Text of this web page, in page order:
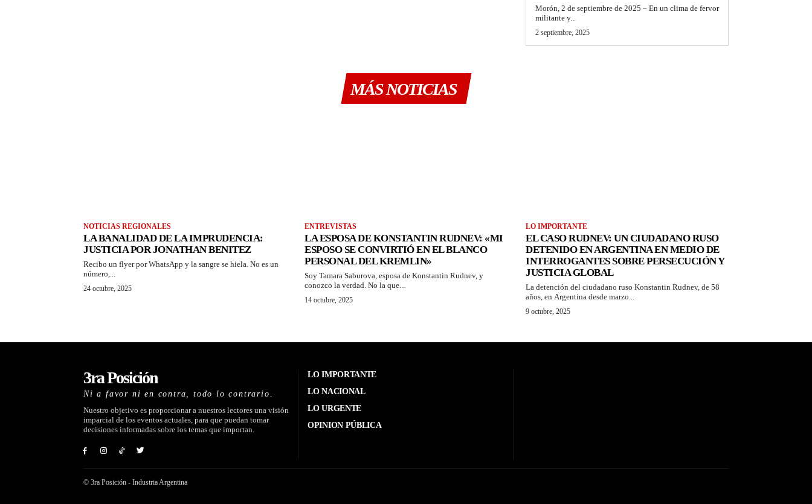
Morón, 2 de septiembre de 2025 – En un clima de fervor
militante y...
2 septiembre, 2025
MÁS NOTICIAS
NOTICIAS REGIONALES
LA BANALIDAD DE LA IMPRUDENCIA:
JUSTICIA POR JONATHAN BENITEZ
Recibo un flyer por WhatsApp y la sangre se hiela. No es un
número,...
24 octubre, 2025
ENTREVISTAS
LA ESPOSA DE KONSTANTIN RUDNEV: «MI
ESPOSO SE CONVIRTIÓ EN EL BLANCO
PERSONAL DEL KREMLIN»
Soy Tamara Saburova, esposa de Konstantin Rudnev, y
conozco la verdad. No la que...
14 octubre, 2025
LO IMPORTANTE
EL CASO RUDNEV: UN CIUDADANO RUSO
DETENIDO EN ARGENTINA EN MEDIO DE
INTERROGANTES SOBRE PERSECUCIÓN Y
JUSTICIA GLOBAL
La detención del ciudadano ruso Konstantin Rudnev, de 58
años, en Argentina desde marzo...
9 octubre, 2025
3ra Posición
Ni a favor ni en contra, todo lo contrario.
Nuestro objetivo es proporcionar a nuestros lectores una visión
imparcial de los eventos actuales, para que puedan tomar
decisiones informadas sobre los temas que importan.
LO IMPORTANTE
LO NACIONAL
LO URGENTE
OPINION PÚBLICA
© 3ra Posición - Industria Argentina